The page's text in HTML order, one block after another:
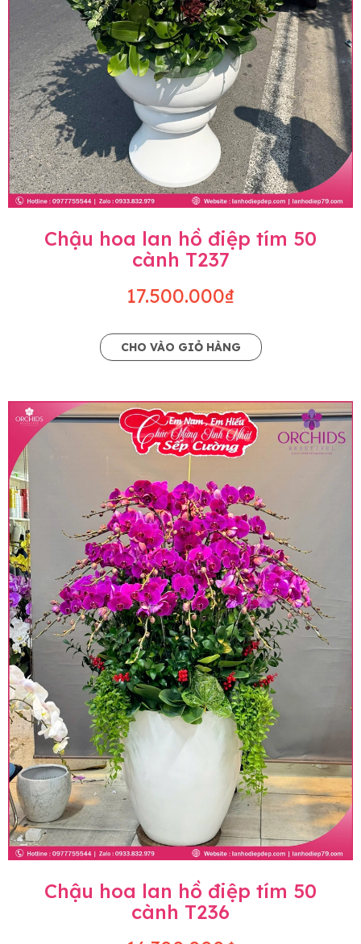
Chậu hoa lan hồ điệp tím 50
cành T237
17.500.000₫
CHO VÀO GIỎ HÀNG
Chậu hoa lan hồ điệp tím 50
cành T236